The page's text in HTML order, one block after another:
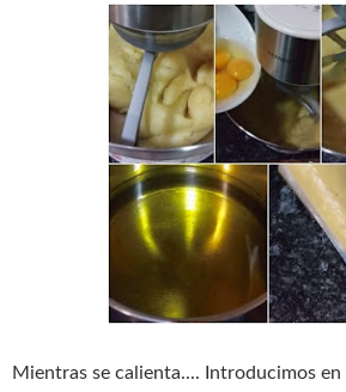
Mientras se calienta.... Introducimos en